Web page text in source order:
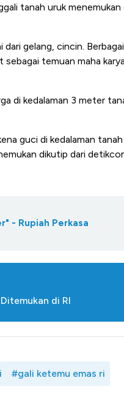
tanah uruk menemukan
gelang, cincin.
temuan maha
di kedalaman 3 meter
guci di kedalaman
dikutip dari
- Rupiah Perkasa
di RI
#gali ketemu emas ri